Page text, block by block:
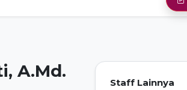
A.Md.
Staff Lainnya